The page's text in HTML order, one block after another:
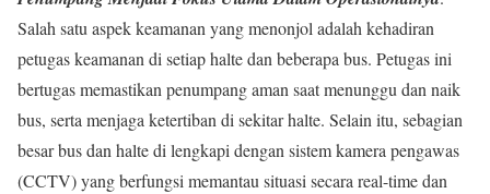
Salah satu aspek keamanan yang menonjol adalah kehadiran
petugas keamanan di setiap halte dan beberapa bus. Petugas ini
bertugas memastikan penumpang aman saat menunggu dan naik
bus, serta menjaga ketertiban di sekitar halte. Selain itu, sebagian
besar bus dan halte di lengkapi dengan sistem kamera pengawas
(CCTV) yang berfungsi memantau situasi secara real-time dan